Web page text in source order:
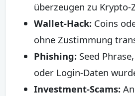
überzeugen zu Krypto-
Wallet-Hack: Coins
ohne Zustimmung
Phishing: Seed
oder Login-Daten
Investment-Scams: